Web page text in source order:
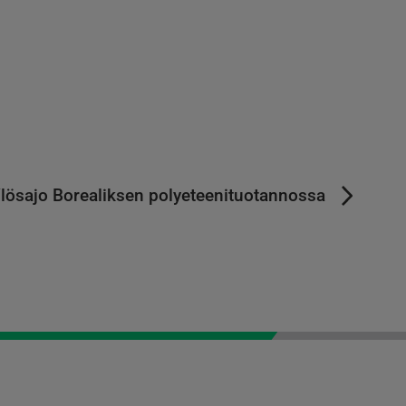
Borealiksen polyeteenituotannossa